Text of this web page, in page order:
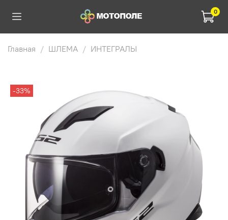
0
Главная ШЛЕМА ИНТЕГРАЛЫ
-33%